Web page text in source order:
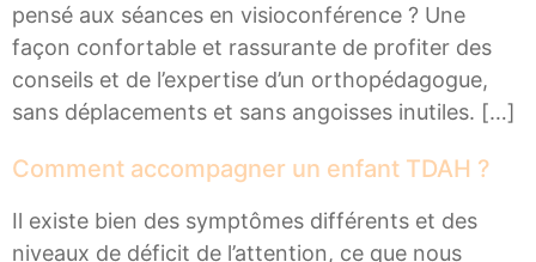
pensé aux séances en visioconférence ? Une
façon confortable et rassurante de profiter des
conseils et de l’expertise d’un orthopédagogue,
sans déplacements et sans angoisses inutiles. […]
Comment accompagner un enfant TDAH ?
Il existe bien des symptômes différents et des
niveaux de déficit de l’attention, ce que nous